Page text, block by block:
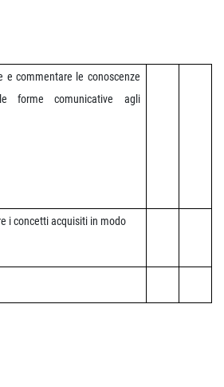
e commentare le conoscenze
forme comunicative agli
i concetti acquisiti in modo